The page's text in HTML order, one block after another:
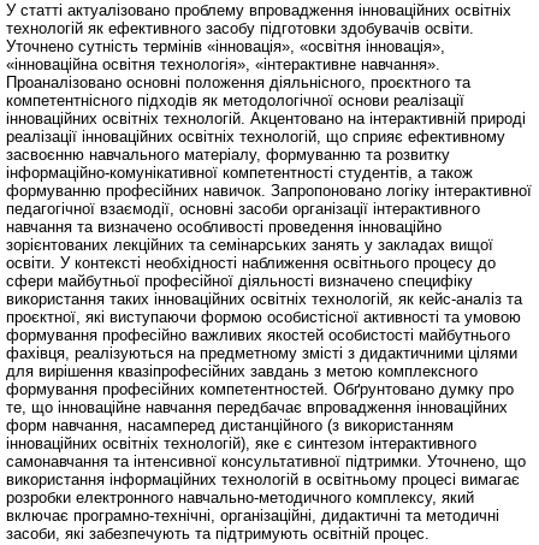
У статті актуалізовано проблему впровадження інноваційних освітніх
технологій як ефективного засобу підготовки здобувачів освіти.
Уточнено сутність термінів «інновація», «освітня інновація»,
«інноваційна освітня технологія», «інтерактивне навчання».
Проаналізовано основні положення діяльнісного, проєктного та
компетентнісного підходів як методологічної основи реалізації
інноваційних освітніх технологій. Акцентовано на інтерактивній природі
реалізації інноваційних освітніх технологій, що сприяє ефективному
засвоєнню навчального матеріалу, формуванню та розвитку
інформаційно-комунікативної компетентності студентів, а також
формуванню професійних навичок. Запропоновано логіку інтерактивної
педагогічної взаємодії, основні засоби організації інтерактивного
навчання та визначено особливості проведення інноваційно
зорієнтованих лекційних та семінарських занять у закладах вищої
освіти. У контексті необхідності наближення освітнього процесу до
сфери майбутньої професійної діяльності визначено специфіку
використання таких інноваційних освітніх технологій, як кейс-аналіз та
проєктної, які виступаючи формою особистісної активності та умовою
формування професійно важливих якостей особистості майбутнього
фахівця, реалізуються на предметному змісті з дидактичними цілями
для вирішення квазіпрофесійних завдань з метою комплексного
формування професійних компетентностей. Обґрунтовано думку про
те, що інноваційне навчання передбачає впровадження інноваційних
форм навчання, насамперед дистанційного (з використанням
інноваційних освітніх технологій), яке є синтезом інтерактивного
самонавчання та інтенсивної консультативної підтримки. Уточнено, що
використання інформаційних технологій в освітньому процесі вимагає
розробки електронного навчально-методичного комплексу, який
включає програмно-технічні, організаційні, дидактичні та методичні
засоби, які забезпечують та підтримують освітній процес.